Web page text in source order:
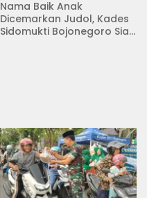
Nama Baik Anak
Dicemarkan Judol, Kades
Sidomukti Bojonegoro Siap